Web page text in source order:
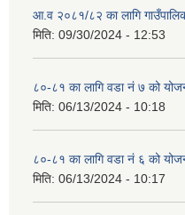
आ.व २०८१/८२ का लागि
मिति: 09/30/2024 - 12:53
८०-८१ का लागि वडा नं ७ को
मिति: 06/13/2024 - 10:18
८०-८१ का लागि वडा नं ६ को
मिति: 06/13/2024 - 10:17